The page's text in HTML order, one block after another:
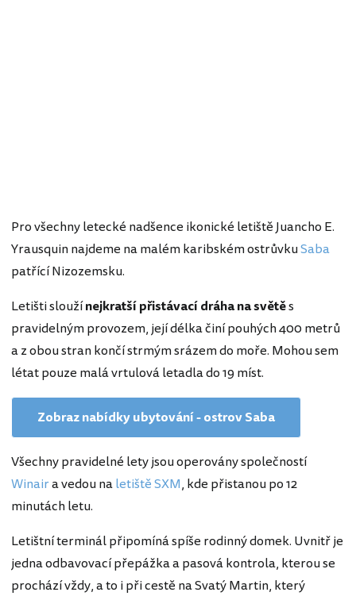
Pro všechny letecké nadšence ikonické letiště Juancho E.
Yrausquin najdeme na malém karibském ostrůvkuSaba
patřící Nizozemsku.
Letišti sloužínejkratší přistávací dráha na světěs
pravidelným provozem, její délka činí pouhých 400 metrů
a z obou stran končí strmým srázem do moře. Mohou sem
létat pouze malá vrtulová letadla do 19 míst.
Zobraz nabídky ubytování - ostrov Saba
Všechny pravidelné lety jsou operovány společností
Winaira vedou naletiště SXM, kde přistanou po 12
minutách letu.
Letištní terminál připomíná spíše rodinný domek. Uvnitř je
jedna odbavovací přepážka a pasová kontrola, kterou se
prochází vždy, a to i při cestě na Svatý Martin, který